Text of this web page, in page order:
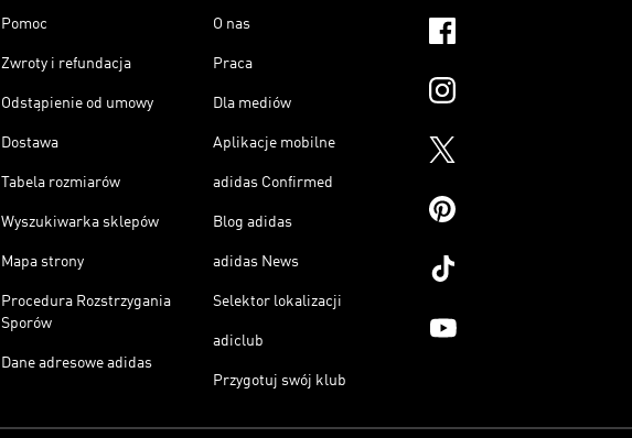
Pomoc
Zwroty i refundacja
Odstąpienie od umowy
Dostawa
Tabela rozmiarów
Wyszukiwarka sklepów
Mapa strony
Procedura Rozstrzygania
Sporów
Dane adresowe adidas
O nas
Praca
Dla mediów
Aplikacje mobilne
adidas Confirmed
Blog adidas
adidas News
Selektor lokalizacji
adiclub
Przygotuj swój klub